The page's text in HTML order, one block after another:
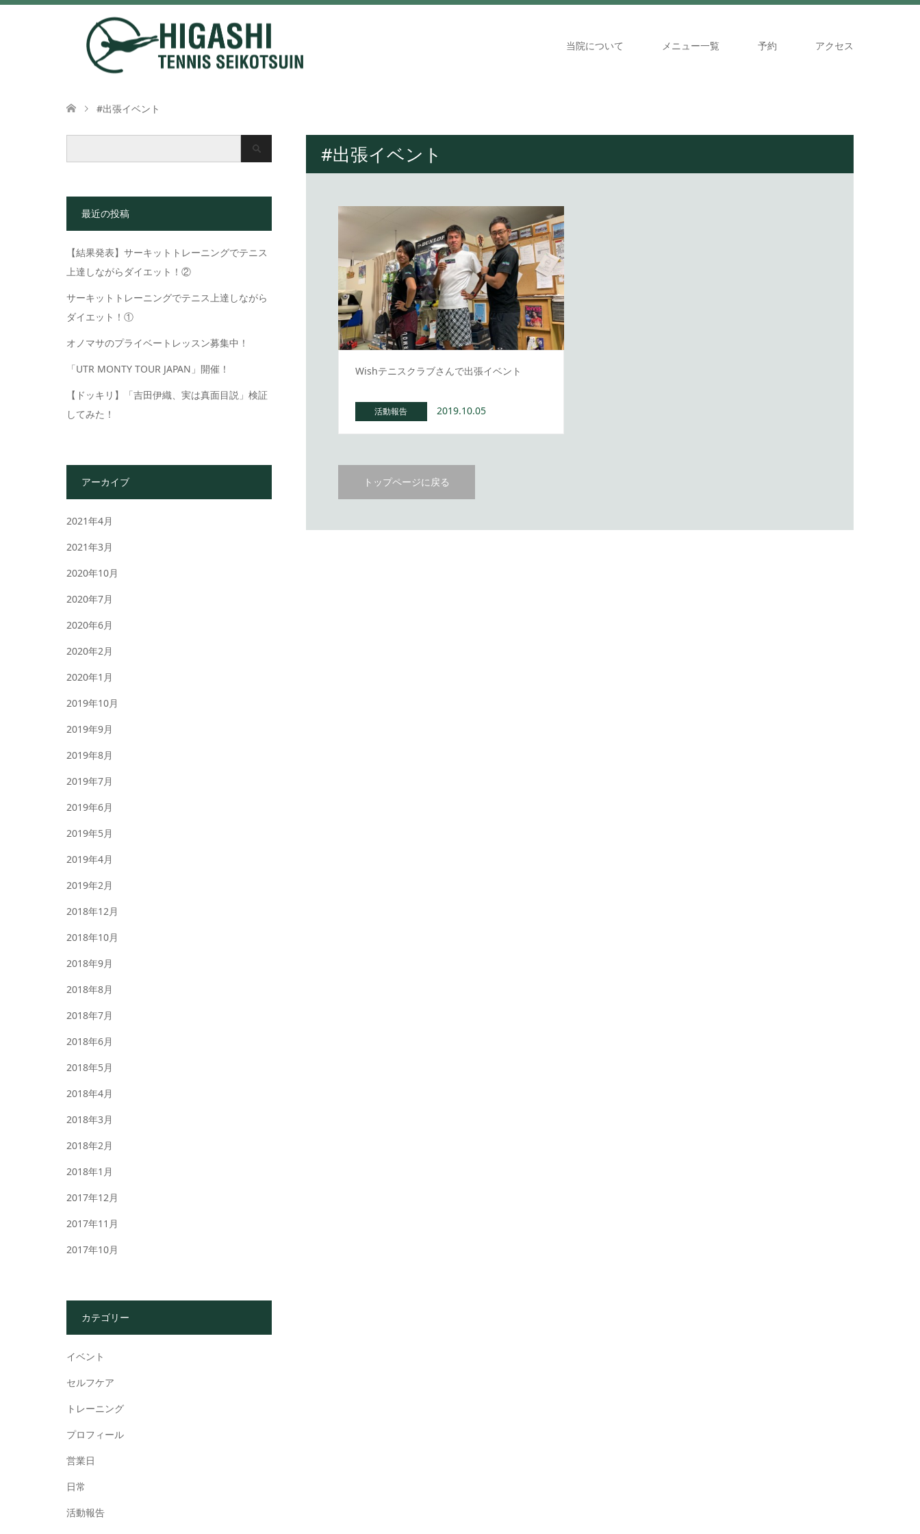
当院について メニュー一覧 予約 アクセス
#出張イベント
#出張イベント
Wishテニスクラブさんで出張イベント
活動報告 2019.10.05
トップページに戻る
最近の投稿
【結果発表】サーキットトレーニングでテニス
上達しながらダイエット！②
サーキットトレーニングでテニス上達しながら
ダイエット！①
オノマサのプライベートレッスン募集中！
「UTR MONTY TOUR JAPAN」開催！
【ドッキリ】「吉田伊織、実は真面目説」検証
してみた！
アーカイブ
2021年4月
2021年3月
2020年10月
2020年7月
2020年6月
2020年2月
2020年1月
2019年10月
2019年9月
2019年8月
2019年7月
2019年6月
2019年5月
2019年4月
2019年2月
2018年12月
2018年10月
2018年9月
2018年8月
2018年7月
2018年6月
2018年5月
2018年4月
2018年3月
2018年2月
2018年1月
2017年12月
2017年11月
2017年10月
カテゴリー
イベント
セルフケア
トレーニング
プロフィール
営業日
日常
活動報告